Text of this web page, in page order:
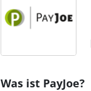
Was ist PayJoe?